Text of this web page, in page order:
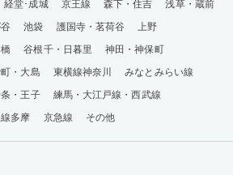
経堂･成城 京王線 森下・住吉
浅草・蔵前
池袋 護国寺・茗荷谷
上野
谷根千・日暮里
神田・神保町
・大島 東横線神奈川
みなとみらい線
・王子
練馬・大江戸線・西武線
多摩 京急線 その他